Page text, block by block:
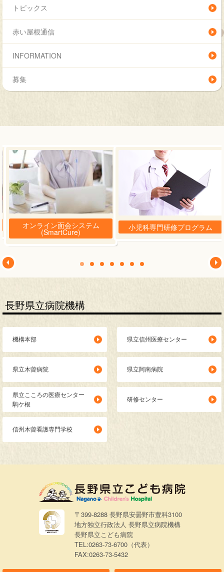
トピックス
赤い屋根通信
INFORMATION
募集
オンライン面会システム
(SmartCure) 小児科専門研修プログラム
長野県立病院機構
機構本部 県立信州医療センター
県立木曽病院 県立阿南病院
県立こころの医療センター
駒ケ根
研修センター
信州木曽看護専門学校
〒399-8288 長野県安曇野市豊科3100
地方独立行政法人 長野県立病院機構
長野県立こども病院
TEL:0263-73-6700（代表）
FAX:0263-73-5432